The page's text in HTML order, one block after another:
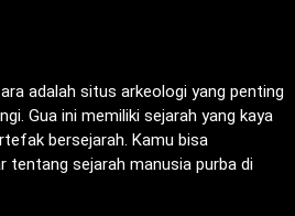
adalah situs arkeologi yang penting
Gua ini memiliki sejarah yang kaya
bersejarah. Kamu bisa
tentang sejarah manusia purba di